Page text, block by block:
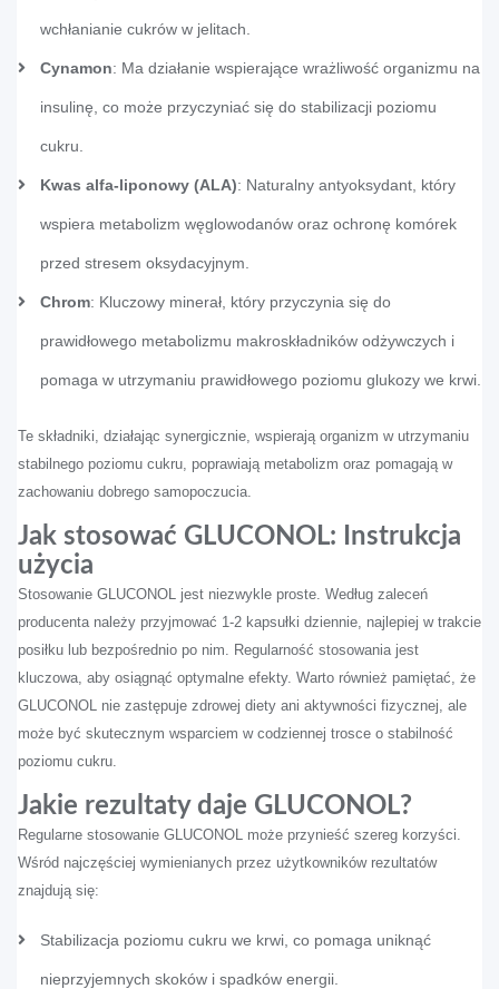
wchłanianie cukrów w jelitach.
Cynamon: Ma działanie wspierające wrażliwość organizmu na
insulinę, co może przyczyniać się do stabilizacji poziomu
cukru.
Kwas alfa-liponowy (ALA): Naturalny antyoksydant, który
wspiera metabolizm węglowodanów oraz ochronę komórek
przed stresem oksydacyjnym.
Chrom: Kluczowy minerał, który przyczynia się do
prawidłowego metabolizmu makroskładników odżywczych i
pomaga w utrzymaniu prawidłowego poziomu glukozy we krwi.
Te składniki, działając synergicznie, wspierają organizm w utrzymaniu
stabilnego poziomu cukru, poprawiają metabolizm oraz pomagają w
zachowaniu dobrego samopoczucia.
Jak stosować GLUCONOL: Instrukcja
użycia
Stosowanie GLUCONOL jest niezwykle proste. Według zaleceń
producenta należy przyjmować 1-2 kapsułki dziennie, najlepiej w trakcie
posiłku lub bezpośrednio po nim. Regularność stosowania jest
kluczowa, aby osiągnąć optymalne efekty. Warto również pamiętać, że
GLUCONOL nie zastępuje zdrowej diety ani aktywności fizycznej, ale
może być skutecznym wsparciem w codziennej trosce o stabilność
poziomu cukru.
Jakie rezultaty daje GLUCONOL?
Regularne stosowanie GLUCONOL może przynieść szereg korzyści.
Wśród najczęściej wymienianych przez użytkowników rezultatów
znajdują się:
Stabilizacja poziomu cukru we krwi, co pomaga uniknąć
nieprzyjemnych skoków i spadków energii.